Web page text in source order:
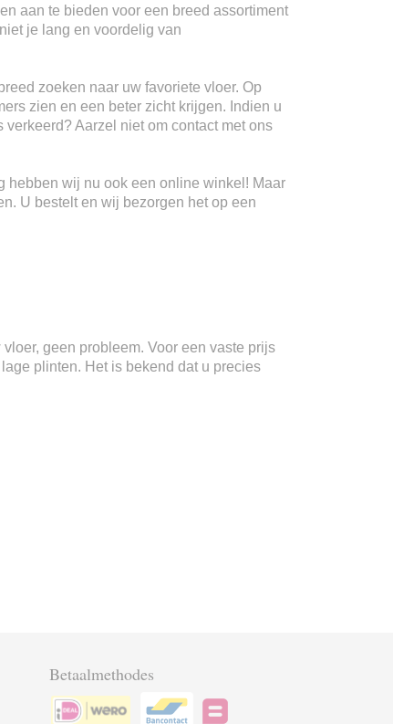
aan te bieden voor een breed assortiment
je lang en voordelig van
zoeken naar uw favoriete vloer. Op
zien en een beter zicht krijgen. Indien u
Aarzel niet om contact met ons
hebben wij nu ook een online winkel! Maar
U bestelt en wij bezorgen het op een
geen probleem. Voor een vaste prijs
plinten. Het is bekend dat u precies
Betaalmethodes